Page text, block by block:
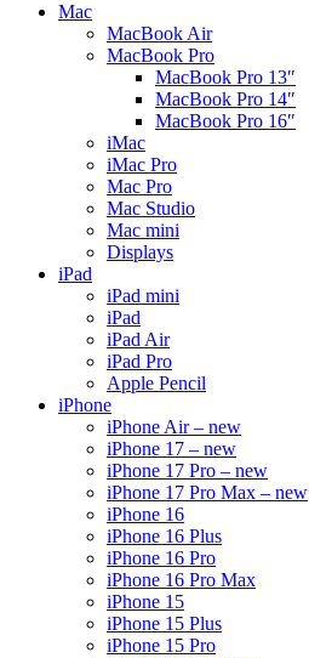
Mac
MacBook Air
MacBook Pro
MacBook Pro 13″
MacBook Pro 14″
MacBook Pro 16″
iMac
iMac Pro
Mac Pro
Mac Studio
Mac mini
Displays
iPad
iPad mini
iPad
iPad Air
iPad Pro
Apple Pencil
iPhone
iPhone Air – new
iPhone 17 – new
iPhone 17 Pro – new
iPhone 17 Pro Max – new
iPhone 16
iPhone 16 Plus
iPhone 16 Pro
iPhone 16 Pro Max
iPhone 15
iPhone 15 Plus
iPhone 15 Pro